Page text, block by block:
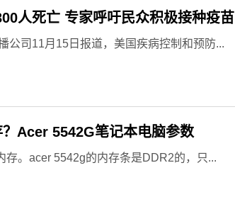
人死亡 专家呼吁民众积极接种疫苗
公司11月15日报道，美国疾病控制和预防...
Acer 5542G笔记本电脑参数
存。acer 5542g的内存条是DDR2的，只...